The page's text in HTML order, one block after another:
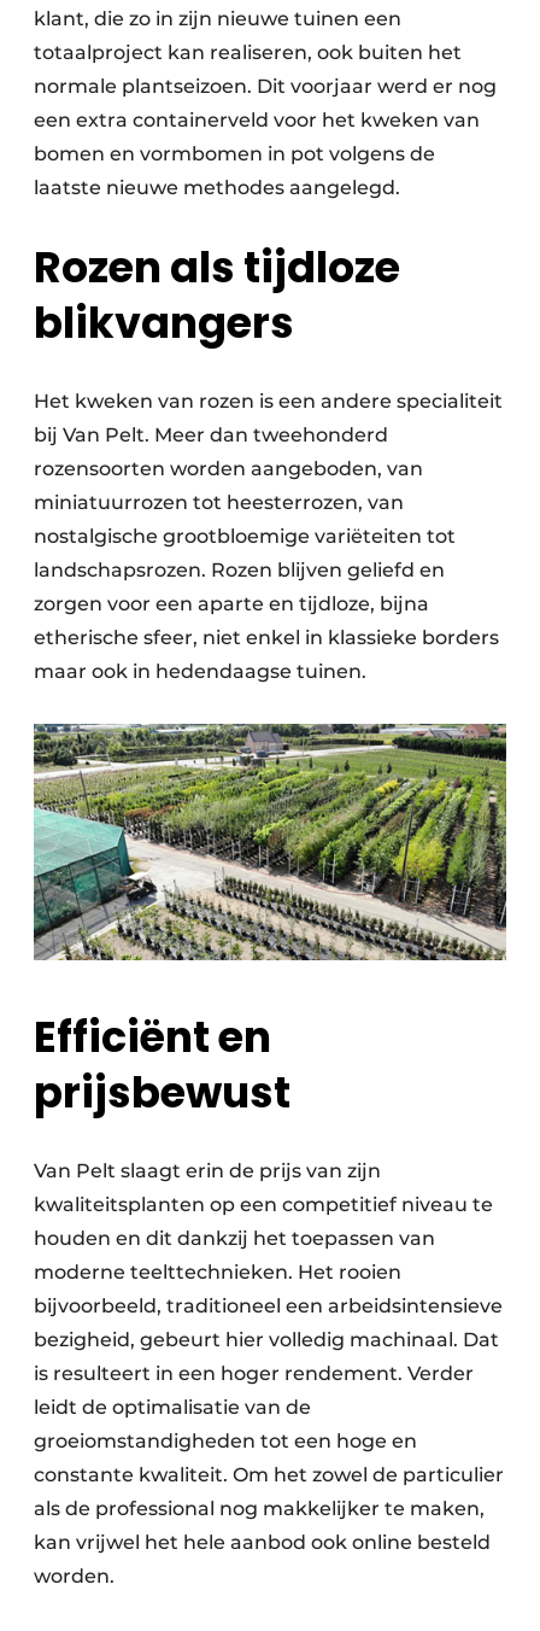
klant, die zo in zijn nieuwe tuinen een
totaalproject kan realiseren, ook buiten het
normale plantseizoen. Dit voorjaar werd er nog
een extra containerveld voor het kweken van
bomen en vormbomen in pot volgens de
laatste nieuwe methodes aangelegd.
Rozen als tijdloze
blikvangers
Het kweken van rozen is een andere specialiteit
bij Van Pelt. Meer dan tweehonderd
rozensoorten worden aangeboden, van
miniatuurrozen tot heesterrozen, van
nostalgische grootbloemige variëteiten tot
landschapsrozen. Rozen blijven geliefd en
zorgen voor een aparte en tijdloze, bijna
etherische sfeer, niet enkel in klassieke borders
maar ook in hedendaagse tuinen.
Efficiënt en
prijsbewust
Van Pelt slaagt erin de prijs van zijn
kwaliteitsplanten op een competitief niveau te
houden en dit dankzij het toepassen van
moderne teelttechnieken. Het rooien
bijvoorbeeld, traditioneel een arbeidsintensieve
bezigheid, gebeurt hier volledig machinaal. Dat
is resulteert in een hoger rendement. Verder
leidt de optimalisatie van de
groeiomstandigheden tot een hoge en
constante kwaliteit. Om het zowel de particulier
als de professional nog makkelijker te maken,
kan vrijwel het hele aanbod ook online besteld
worden.